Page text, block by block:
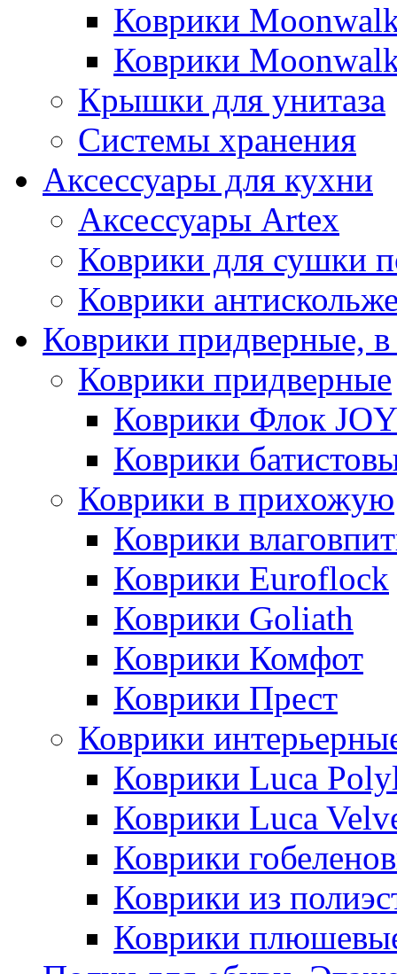
Коврики
Коврики
Крышки для унитаза
Системы хранения
Аксессуары для кухни
Аксессуары Artex
Коврики для сушки
Коврики
Коврики придверные,
Коврики придверные
Коврики Флок
Коврики
Коврики в прихожую
Коврики
Коврики Euroflock
Коврики Goliath
Коврики Комфот
Коврики Прест
Коврики
Коврики Luca
Коврики Luca
Коврики
Коврики из
Коврики